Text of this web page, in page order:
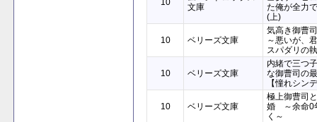
文庫
た俺が全力
(上)
10 ベリーズ文庫
気高き御曹
～悪いが、
スパダリの
10 ベリーズ文庫
内緒で三つ
な御曹司の
【憧れシン
10 ベリーズ文庫
極上御曹司
婚 ～余命0
く～